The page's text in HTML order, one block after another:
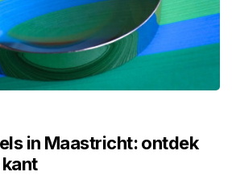
in Maastricht: ontdek